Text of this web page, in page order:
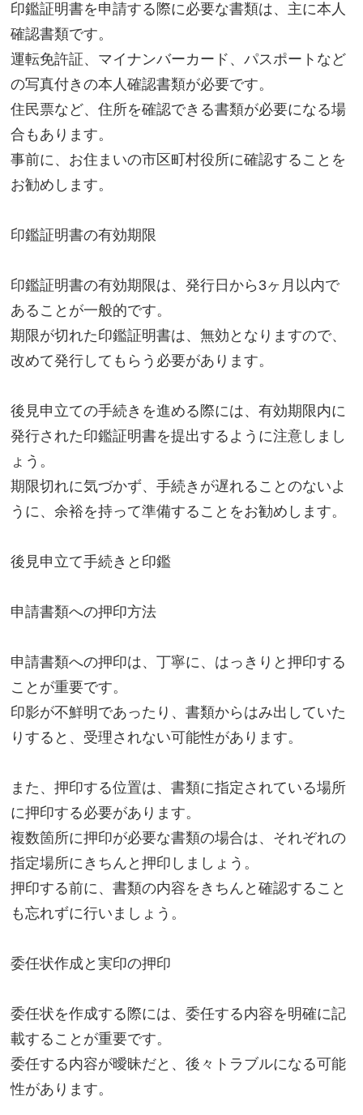
印鑑証明書を申請する際に必要な書類は、主に本人
確認書類です。
運転免許証、マイナンバーカード、パスポートなど
の写真付きの本人確認書類が必要です。
住民票など、住所を確認できる書類が必要になる場
合もあります。
事前に、お住まいの市区町村役所に確認することを
お勧めします。
印鑑証明書の有効期限
印鑑証明書の有効期限は、発行日から3ヶ月以内で
あることが一般的です。
期限が切れた印鑑証明書は、無効となりますので、
改めて発行してもらう必要があります。
後見申立ての手続きを進める際には、有効期限内に
発行された印鑑証明書を提出するように注意しまし
ょう。
期限切れに気づかず、手続きが遅れることのないよ
うに、余裕を持って準備することをお勧めします。
後見申立て手続きと印鑑
申請書類への押印方法
申請書類への押印は、丁寧に、はっきりと押印する
ことが重要です。
印影が不鮮明であったり、書類からはみ出していた
りすると、受理されない可能性があります。
また、押印する位置は、書類に指定されている場所
に押印する必要があります。
複数箇所に押印が必要な書類の場合は、それぞれの
指定場所にきちんと押印しましょう。
押印する前に、書類の内容をきちんと確認すること
も忘れずに行いましょう。
委任状作成と実印の押印
委任状を作成する際には、委任する内容を明確に記
載することが重要です。
委任する内容が曖昧だと、後々トラブルになる可能
性があります。